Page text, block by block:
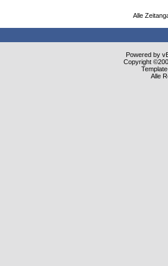
Alle
Powered by
Copyright
Alle